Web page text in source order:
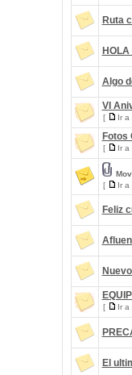
Ruta
HOLA
Algo
VI
[ Ir a
Fotos
[ Ir a
[ Ir a
Feliz
[ Ir a
El